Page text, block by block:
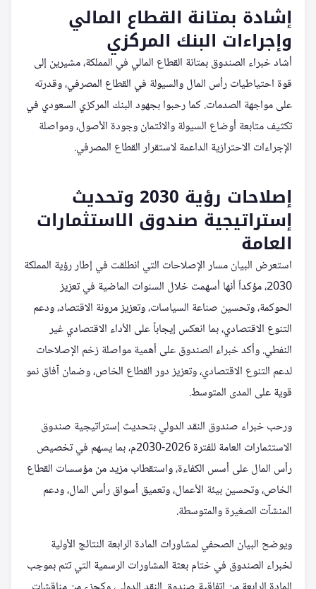
إشادة بمتانة القطاع المالي
وإجراءات البنك المركزي
أشاد خبراء الصندوق بمتانة القطاع المالي في المملكة، مشيرين إلى
قوة احتياطيات رأس المال والسيولة في القطاع المصرفي، وقدرته
على مواجهة الصدمات. كما رحبوا بجهود البنك المركزي السعودي في
تكثيف متابعة أوضاع السيولة والائتمان وجودة الأصول، ومواصلة
الإجراءات الاحترازية الداعمة لاستقرار القطاع المصرفي.
إصلاحات رؤية 2030 وتحديث
إستراتيجية صندوق الاستثمارات
العامة
استعرض البيان مسار الإصلاحات التي انطلقت في إطار رؤية المملكة
2030، مؤكداً أنها أسهمت خلال السنوات الماضية في تعزيز
الحوكمة، وتحسين صناعة السياسات، وتعزيز مرونة الاقتصاد، ودعم
التنوع الاقتصادي، بما انعكس إيجاباً على الأداء الاقتصادي غير
النفطي. وأكد خبراء الصندوق على أهمية مواصلة زخم الإصلاحات
لدعم التنوع الاقتصادي، وتعزيز دور القطاع الخاص، وضمان آفاق نمو
قوية على المدى المتوسط.
ورحب خبراء صندوق النقد الدولي بتحديث إستراتيجية صندوق
الاستثمارات العامة للفترة 2026-2030م، بما يسهم في تخصيص
رأس المال على أسس الكفاءة، واستقطاب مزيد من مؤسسات القطاع
الخاص، وتحسين بيئة الأعمال، وتعميق أسواق رأس المال، ودعم
المنشآت الصغيرة والمتوسطة.
ويوضح البيان الصحفي لمشاورات المادة الرابعة النتائج الأولية
لخبراء الصندوق في ختام بعثة المشاورات الرسمية التي تتم بموجب